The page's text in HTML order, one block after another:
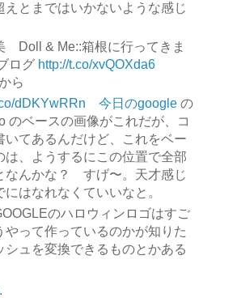
えとまではいかないような感じ
Doll & Me::箱根に行ってきま
ログ http://t.co/xvQOXda6
ら
dDKYwRRn 今日のgoogleの
のベースの画像がこれだが、コ
いてあるんだけど、これをベー
は、ようするにこの位置で全部
なんかな？ すげ〜。天才感じ
はなれなくていいなと。
のハロウィンロゴはすご
やって作っているのかが知りた
シュを変換できるものとかある
.